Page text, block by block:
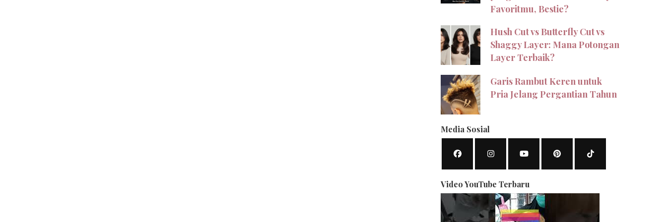
Favoritmu, Bestie?
Hush Cut vs Butterfly Cut vs
Shaggy Layer: Mana Potongan
Layer Terbaik?
Garis Rambut Keren untuk
Pria Jelang Pergantian Tahun
Media Sosial
Video YouTube Terbaru